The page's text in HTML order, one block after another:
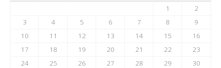
1
2
3
4 5 6 7 8
9
10
11 12 13 14 15
16
17
18 19 20 21 22
23
24
25 26 27 28 29
30